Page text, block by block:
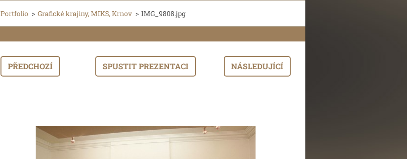
Portfolio > Grafické krajiny, MIKS, Krnov > IMG_9808.jpg
PŘEDCHOZÍ SPUSTIT PREZENTACI NÁSLEDUJÍCÍ